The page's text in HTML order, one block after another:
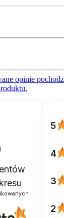
opinie
5
4
3
2